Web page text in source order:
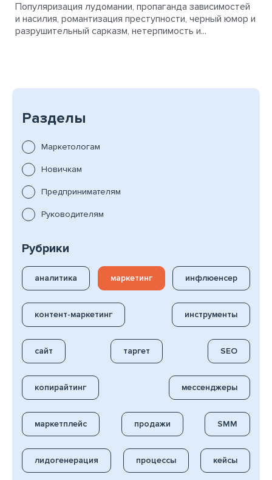
Популяризация лудомании, пропаганда зависимостей
и насилия, романтизация преступности, черный юмор и
разрушительный сарказм, нетерпимость и...
Разделы
Маркетологам
Новичкам
Предпринимателям
Руководителям
Рубрики
аналитика маркетинг инфлюенсер
контент-маркетинг инструменты
сайт таргет SEO
копирайтинг мессенджеры
маркетплейс продажи SMM
лидогенерация процессы кейсы